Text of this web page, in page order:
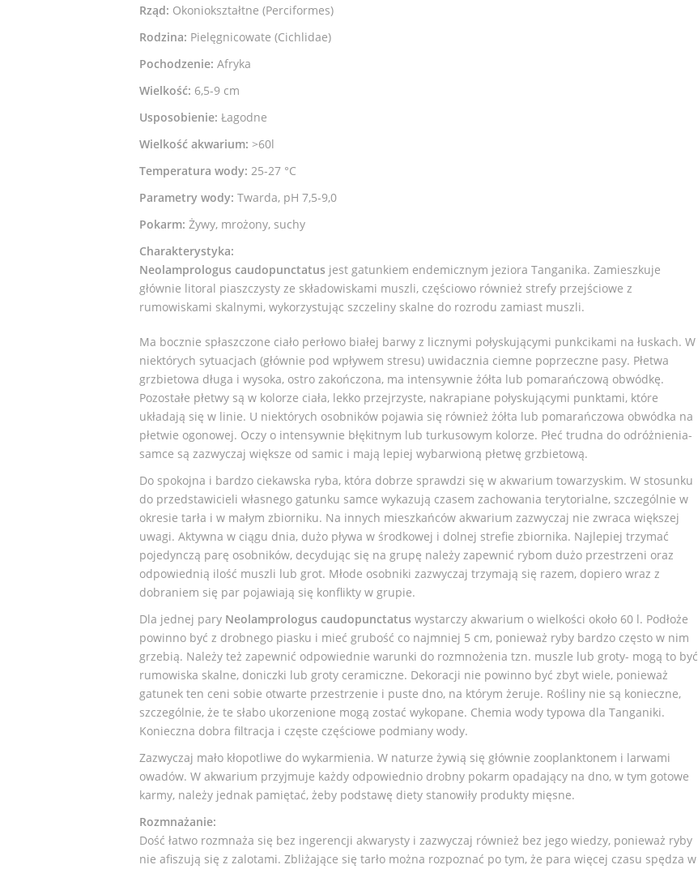
Rząd: Okoniokształtne (Perciformes)
Rodzina: Pielęgnicowate (Cichlidae)
Pochodzenie: Afryka
Wielkość: 6,5-9 cm
Usposobienie: Łagodne
Wielkość akwarium: >60l
Temperatura wody: 25-27 °C
Parametry wody: Twarda, pH 7,5-9,0
Pokarm: Żywy, mrożony, suchy
Charakterystyka:
Neolamprologus caudopunctatus jest gatunkiem endemicznym jeziora Tanganika. Zamieszkuje
głównie litoral piaszczysty ze składowiskami muszli, częściowo również strefy przejściowe z
rumowiskami skalnymi, wykorzystując szczeliny skalne do rozrodu zamiast muszli.
Ma bocznie spłaszczone ciało perłowo białej barwy z licznymi połyskującymi punkcikami na łuskach. W
niektórych sytuacjach (głównie pod wpływem stresu) uwidacznia ciemne poprzeczne pasy. Płetwa
grzbietowa długa i wysoka, ostro zakończona, ma intensywnie żółta lub pomarańczową obwódkę.
Pozostałe płetwy są w kolorze ciała, lekko przejrzyste, nakrapiane połyskującymi punktami, które
układają się w linie. U niektórych osobników pojawia się również żółta lub pomarańczowa obwódka na
płetwie ogonowej. Oczy o intensywnie błękitnym lub turkusowym kolorze. Płeć trudna do odróżnienia-
samce są zazwyczaj większe od samic i mają lepiej wybarwioną płetwę grzbietową.
Do spokojna i bardzo ciekawska ryba, która dobrze sprawdzi się w akwarium towarzyskim. W stosunku
do przedstawicieli własnego gatunku samce wykazują czasem zachowania terytorialne, szczególnie w
okresie tarła i w małym zbiorniku. Na innych mieszkańców akwarium zazwyczaj nie zwraca większej
uwagi. Aktywna w ciągu dnia, dużo pływa w środkowej i dolnej strefie zbiornika. Najlepiej trzymać
pojedynczą parę osobników, decydując się na grupę należy zapewnić rybom dużo przestrzeni oraz
odpowiednią ilość muszli lub grot. Młode osobniki zazwyczaj trzymają się razem, dopiero wraz z
dobraniem się par pojawiają się konflikty w grupie.
Dla jednej pary Neolamprologus caudopunctatus wystarczy akwarium o wielkości około 60 l. Podłoże
powinno być z drobnego piasku i mieć grubość co najmniej 5 cm, ponieważ ryby bardzo często w nim
grzebią. Należy też zapewnić odpowiednie warunki do rozmnożenia tzn. muszle lub groty- mogą to być
rumowiska skalne, doniczki lub groty ceramiczne. Dekoracji nie powinno być zbyt wiele, ponieważ
gatunek ten ceni sobie otwarte przestrzenie i puste dno, na którym żeruje. Rośliny nie są konieczne,
szczególnie, że te słabo ukorzenione mogą zostać wykopane. Chemia wody typowa dla Tanganiki.
Konieczna dobra filtracja i częste częściowe podmiany wody.
Zazwyczaj mało kłopotliwe do wykarmienia. W naturze żywią się głównie zooplanktonem i larwami
owadów. W akwarium przyjmuje każdy odpowiednio drobny pokarm opadający na dno, w tym gotowe
karmy, należy jednak pamiętać, żeby podstawę diety stanowiły produkty mięsne.
Rozmnażanie:
Dość łatwo rozmnaża się bez ingerencji akwarysty i zazwyczaj również bez jego wiedzy, ponieważ ryby
nie afiszują się z zalotami. Zbliżające się tarło można rozpoznać po tym, że para więcej czasu spędza w